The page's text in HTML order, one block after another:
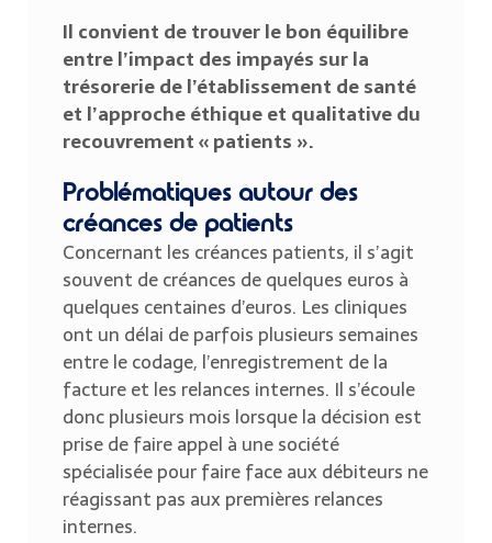
Il convient de trouver le bon équilibre
entre l’impact des impayés sur la
trésorerie de l’établissement de santé
et l’approche éthique et qualitative du
recouvrement « patients ».
Problématiques autour des
créances de patients
Concernant les créances patients, il s’agit
souvent de créances de quelques euros à
quelques centaines d’euros. Les cliniques
ont un délai de parfois plusieurs semaines
entre le codage, l’enregistrement de la
facture et les relances internes. Il s’écoule
donc plusieurs mois lorsque la décision est
prise de faire appel à une société
spécialisée pour faire face aux débiteurs ne
réagissant pas aux premières relances
internes.